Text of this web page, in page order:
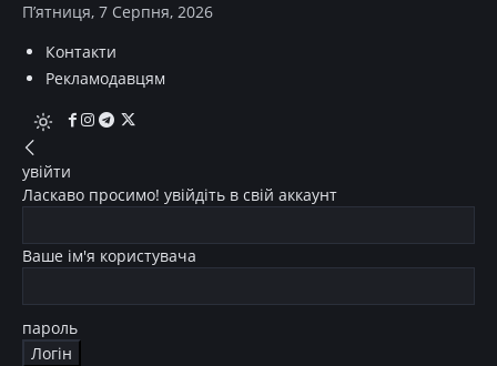
П’ятниця, 7 Серпня, 2026
Контакти
Рекламодавцям
увійти
Ласкаво просимо! увійдіть в свій аккаунт
Ваше ім'я користувача
пароль